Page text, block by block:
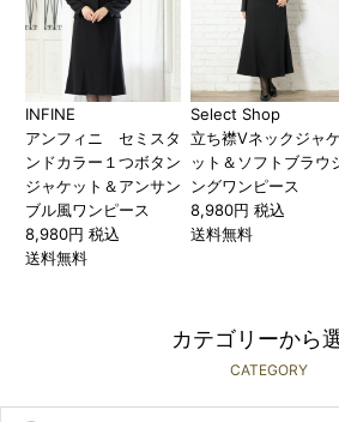
INFINE
アンフィニ セミスタ
ンドカラー１つボタン
ジャケット＆アンサン
ブル風ワンピース
8,980円 税込
送料無料
Select Shop
立ち襟Vネックジャケ
ット＆ソフトブラウ
ングワンピース
8,980円 税込
送料無料
カテゴリーから
CATEGORY